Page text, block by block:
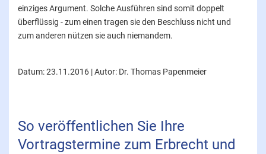
einziges Argument. Solche Ausführen sind somit doppelt
überflüssig - zum einen tragen sie den Beschluss nicht und
zum anderen nützen sie auch niemandem.
Datum: 23.11.2016 | Autor: Dr. Thomas Papenmeier
So veröffentlichen Sie Ihre
Vortragstermine zum Erbrecht und